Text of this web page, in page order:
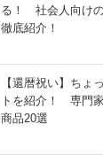
る！ 社会人向けの
徹底紹介！
【還暦祝い】ちょ
トを紹介！ 専門
商品20選